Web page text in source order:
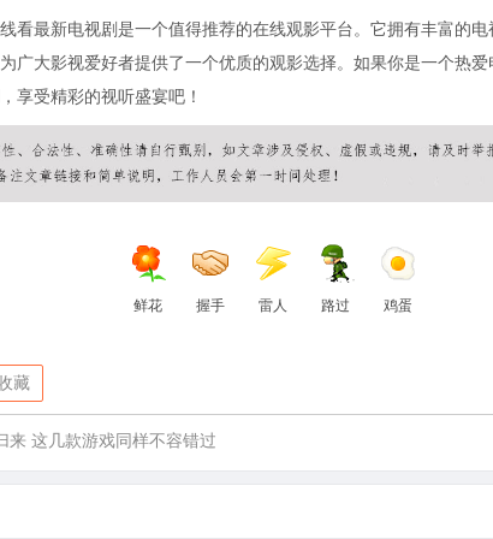
看最新电视剧是一个值得推荐的在线观影平台。它拥有丰富的
广大影视爱好者提供了一个优质的观影选择。如果你是一个热
享受精彩的视听盛宴吧！
鲜花 握手 雷人 路过 鸡蛋
藏
来 这几款游戏同样不容错过